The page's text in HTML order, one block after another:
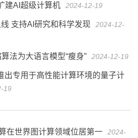
建AI超级计算机 2024-12-19
支持AI研究和科学发现
2024-12-
法为大语言模型“瘦身” 2024-12-19
出专用于高性能计算环境的量子计
19
在世界图计算领域位居第一
2024-